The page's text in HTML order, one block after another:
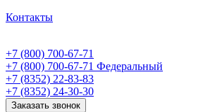
Контакты
+7 (800) 700-67-71
+7 (800) 700-67-71 Федеральный
+7 (8352) 22-83-83
+7 (8352) 24-30-30
Заказать звонок